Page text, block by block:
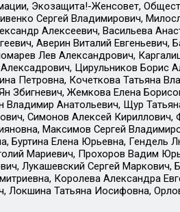
Экозащита!-Женсовет,
Сергей Владимирович,
Алексеевич, Васильева
Аверин Виталий
Лев Александрович,
Цирульников Борис
Петровна, Кочеткова Татьяна
Збигневич, Жемкова Елена
Владимир Анатольевич, Щур
Симонов Алексей Кириллович,
Максимов Сергей
Буртина Елена Юрьевна,
Мариевич, Прохоров Вадим
Лукашевский Сергей
Королева Александра
Локшина Татьяна Иосифовна,